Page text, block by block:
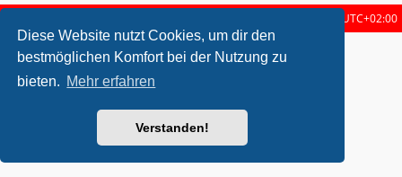
Diese Website nutzt Cookies, um dir den
bestmöglichen Komfort bei der Nutzung zu
bieten. Mehr erfahren
Verstanden!
UTC+02:00
metrolike style by Eric Seguin Updated for phpBB3.2 by
Powered byphpBB ® Forum Software © phpBB Limited
Deutsche Übersetzung durch